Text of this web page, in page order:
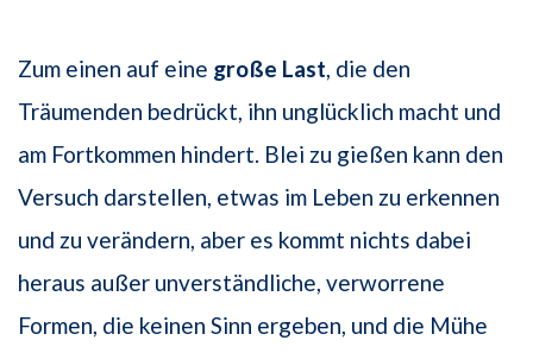
Zum einen auf eine große Last, die den
Träumenden bedrückt, ihn unglücklich macht und
am Fortkommen hindert. Blei zu gießen kann den
Versuch darstellen, etwas im Leben zu erkennen
und zu verändern, aber es kommt nichts dabei
heraus außer unverständliche, verworrene
Formen, die keinen Sinn ergeben, und die Mühe